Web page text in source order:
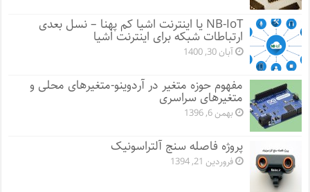
NB-IoT یا اینترنت اشیا کم پهنا – نسل بعدی
ارتباطات شبکه برای اینترنت اشیا
آبان 30, 1400
مفهوم حوزه متغیر در آردوینو-متغیرهای محلی و
متغیرهای سراسری
بهمن 6, 1396
پروژه فاصله سنج آلتراسونیک
فروردین 21, 1394